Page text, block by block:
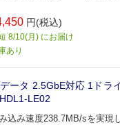
円(税込)
8/10(月) にお届け
あり
ータ 2.5GbE対応 1ドラ
LE02
込み速度238.7MB/sを実現